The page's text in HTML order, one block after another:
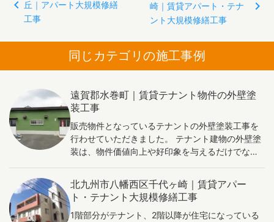
ビ
ー
ョ
ン
丘｜アパート大規模修繕
工事
崎｜賃貸アパート・テナ
ント大規模修繕工事
同じカテゴリの施工事例
遠賀郡水巻町｜賃貸テナント物件の外壁塗
装工事
販売物件となっているテナントの外壁塗装工事を
行わせていただきました。 テナント建物の外壁塗
装は、物件価値向上や好印象を与えるだけでな
どの効果があります。美しい外観で購入者に魅力
を感じさせ、適切な塗装材を用いることで建物寿
命延長やメンテナンスコスト削減が期待できま
す。また、省エネ性能向上により環境面でも価値
北九州市八幡西区千代ヶ崎｜賃貸アパー
ト・テナント大規模修繕工事
1階部分がテナント、2階以降が住宅になっている